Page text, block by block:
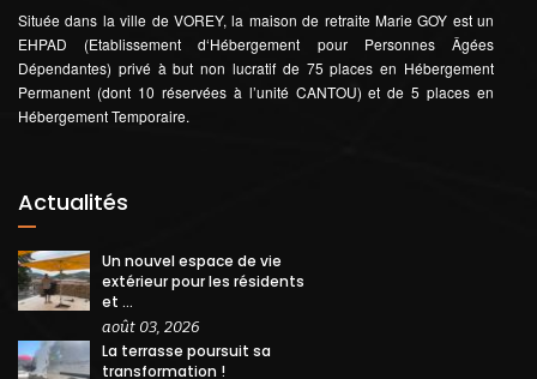
Située dans la ville de VOREY, la maison de retraite Marie GOY est un
EHPAD (Etablissement d‘Hébergement pour Personnes Âgées
Dépendantes) privé à but non lucratif de 75 places en Hébergement
Permanent (dont 10 réservées à l’unité CANTOU) et de 5 places en
Hébergement Temporaire.
Actualités
Un nouvel espace de vie
extérieur pour les résidents
et ...
août 03, 2026
La terrasse poursuit sa
transformation !